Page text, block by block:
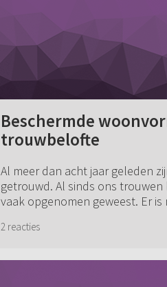
Beschermde
trouwbelofte
Al meer dan acht jaar geleden
getrouwd. Al sinds ons trouwen
vaak opgenomen geweest. Er is
en ik een beschermde
2 reacties